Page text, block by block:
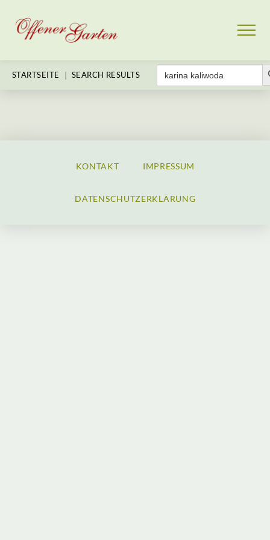
STARTSEITE | SEARCH RESULTS
Search
for:
KONTAKT IMPRESSUM
DATENSCHUTZERKLÄRUNG